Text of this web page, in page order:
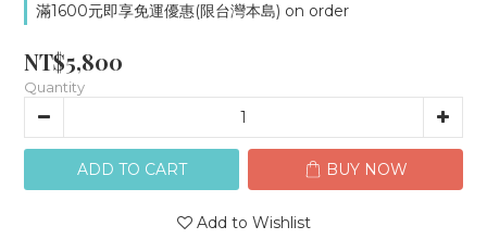
滿1600元即享免運優惠(限台灣本島) on order
NT$5,800
Quantity
ADD TO CART BUY NOW
Add to Wishlist